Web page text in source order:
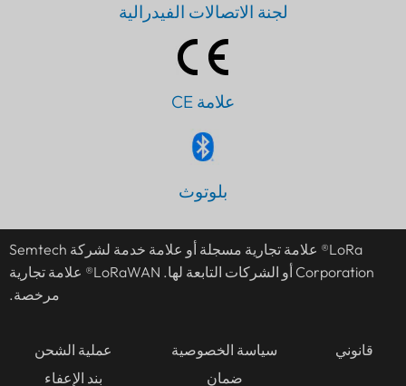
لجنة الاتصالات الفيدرالية
علامة CE
بلوتوث
LoRa® علامة تجارية مسجلة أو علامة خدمة لشركة Semtech
Corporation أو الشركات التابعة لها. LoRaWAN® علامة تجارية
مرخصة.
قانوني
سياسة الخصوصية
ضمان
عملية الشحن
بند الإعفاء
ES
JA